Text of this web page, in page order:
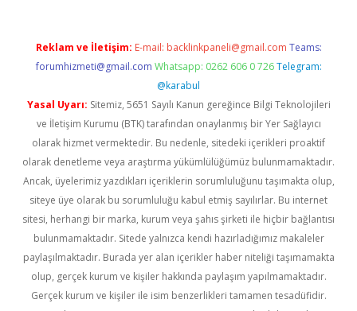
Reklam ve İletişim: E-mail: backlinkpaneli@gmail.com Teams:
forumhizmeti@gmail.com Whatsapp: 0262 606 0 726 Telegram:
@karabul
Yasal Uyarı: Sitemiz, 5651 Sayılı Kanun gereğince Bilgi Teknolojileri
ve İletişim Kurumu (BTK) tarafından onaylanmış bir Yer Sağlayıcı
olarak hizmet vermektedir. Bu nedenle, sitedeki içerikleri proaktif
olarak denetleme veya araştırma yükümlülüğümüz bulunmamaktadır.
Ancak, üyelerimiz yazdıkları içeriklerin sorumluluğunu taşımakta olup,
siteye üye olarak bu sorumluluğu kabul etmiş sayılırlar. Bu internet
sitesi, herhangi bir marka, kurum veya şahıs şirketi ile hiçbir bağlantısı
bulunmamaktadır. Sitede yalnızca kendi hazırladığımız makaleler
paylaşılmaktadır. Burada yer alan içerikler haber niteliği taşımamakta
olup, gerçek kurum ve kişiler hakkında paylaşım yapılmamaktadır.
Gerçek kurum ve kişiler ile isim benzerlikleri tamamen tesadüfidir.